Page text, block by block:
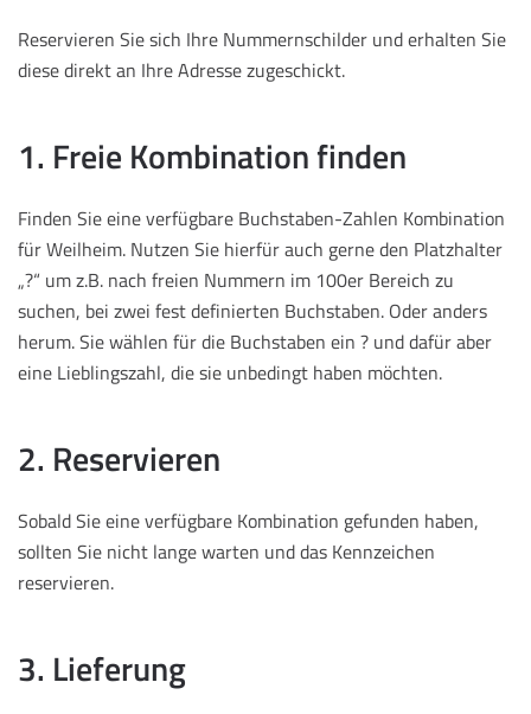
Reservieren Sie sich Ihre Nummernschilder und erhalten Sie
diese direkt an Ihre Adresse zugeschickt.
1. Freie Kombination finden
Finden Sie eine verfügbare Buchstaben-Zahlen Kombination
für Weilheim. Nutzen Sie hierfür auch gerne den Platzhalter
„?“ um z.B. nach freien Nummern im 100er Bereich zu
suchen, bei zwei fest definierten Buchstaben. Oder anders
herum. Sie wählen für die Buchstaben ein ? und dafür aber
eine Lieblingszahl, die sie unbedingt haben möchten.
2. Reservieren
Sobald Sie eine verfügbare Kombination gefunden haben,
sollten Sie nicht lange warten und das Kennzeichen
reservieren.
3. Lieferung